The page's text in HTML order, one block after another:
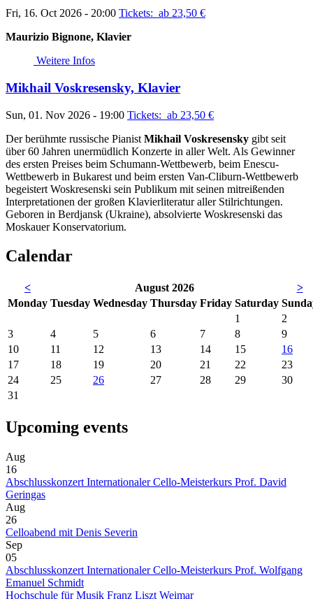
Fri, 16. Oct 2026 - 20:00 Tickets: ab 23,50 €
Maurizio Bignone, Klavier
Weitere Infos
Mikhail Voskresensky, Klavier
Sun, 01. Nov 2026 - 19:00 Tickets: ab 23,50 €
Der berühmte russische Pianist Mikhail Voskresensky gibt seit
über 60 Jahren unermüdlich Konzerte in aller Welt. Als Gewinner
des ersten Preises beim Schumann-Wettbewerb, beim Enescu-
Wettbewerb in Bukarest und beim ersten Van-Cliburn-Wettbewerb
begeistert Woskresenski sein Publikum mit seinen mitreißenden
Interpretationen der großen Klavierliteratur aller Stilrichtungen.
Geboren in Berdjansk (Ukraine), absolvierte Woskresenski das
Moskauer Konservatorium.
Calendar
< August 2026
>
Monday Tuesday Wednesday Thursday Friday Saturday Sun
1
2
3
4 5 6 7 8
9
10
11 12 13 14 15
16
17
18 19 20 21 22
23
24
25 26 27 28 29
30
31
Upcoming events
Aug
16
Abschlusskonzert Internationaler Cello-Meisterkurs Prof. David
Geringas
Aug
26
Celloabend mit Denis Severin
Sep
05
Abschlusskonzert Internationaler Cello-Meisterkurs Prof. Wolfgang
Emanuel Schmidt
Hochschule für Musik Franz Liszt Weimar